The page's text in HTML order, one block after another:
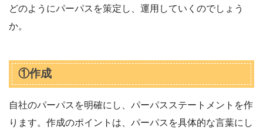
どのようにパーパスを策定し、運用していくのでしょう
か。
①作成
自社のパーパスを明確にし、パーパスステートメントを作
ります。作成のポイントは、パーパスを具体的な言葉にし